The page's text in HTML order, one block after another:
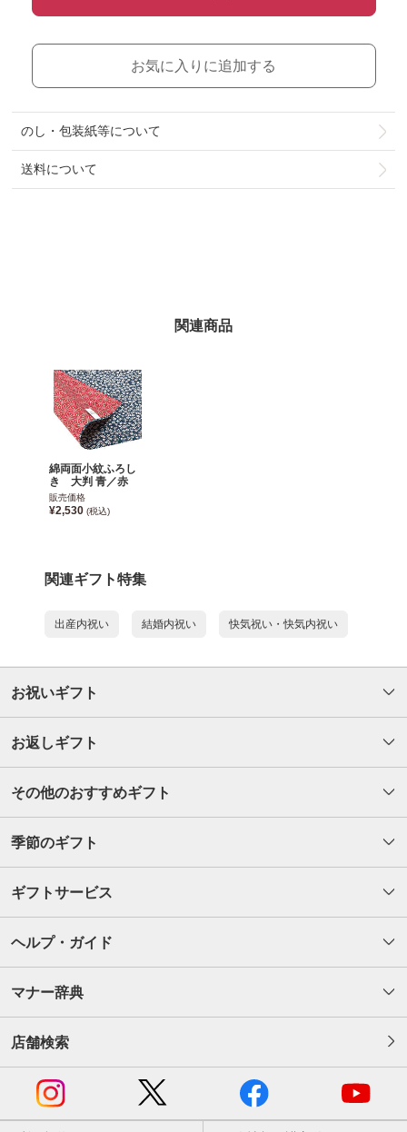
お気に入りに追加する
のし・包装紙等について
送料について
関連商品
綿両面小紋ふろし
き 大判 青／赤
販売価格
¥2,530 (税込)
関連ギフト特集
出産内祝い 結婚内祝い 快気祝い・快気内祝い
お祝いギフト
お返しギフト
その他のおすすめギフト
季節のギフト
ギフトサービス
ヘルプ・ガイド
マナー辞典
店舗検索